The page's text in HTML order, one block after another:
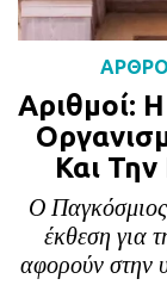
Aριθμοί:
Και
Ο Παγκόσμιος
έκθεση για
αφορούν στην